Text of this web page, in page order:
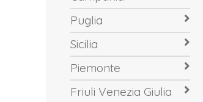
Puglia
Sicilia
Piemonte
Friuli Venezia Giulia